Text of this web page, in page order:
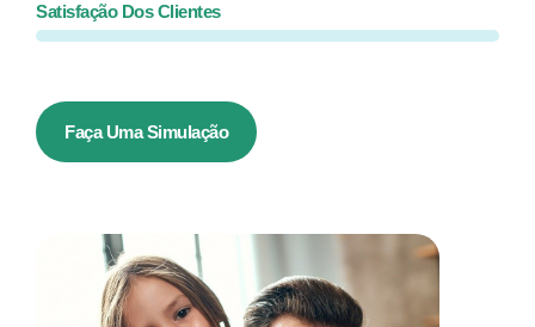
Satisfação Dos Clientes
Faça Uma Simulação